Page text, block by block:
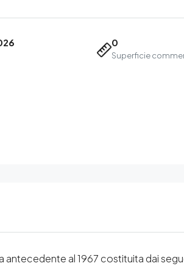
0
Superficie
al 1967 costituita dai